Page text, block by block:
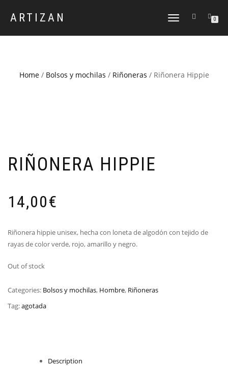
ARTIZAN
CAMBIAR
0
Home/ Bolsos y mochilas / Riñoneras / Riñonera Hippie
RIÑONERA HIPPIE
14,00€
Riñonera hippie unisex, hecha con loneta de algodón con tejido de
rayas de color verde, rojo, amarillo y negro.
Out of stock
Categories: Bolsos y mochilas, Hombre, Riñoneras
Tag:agotada
Description